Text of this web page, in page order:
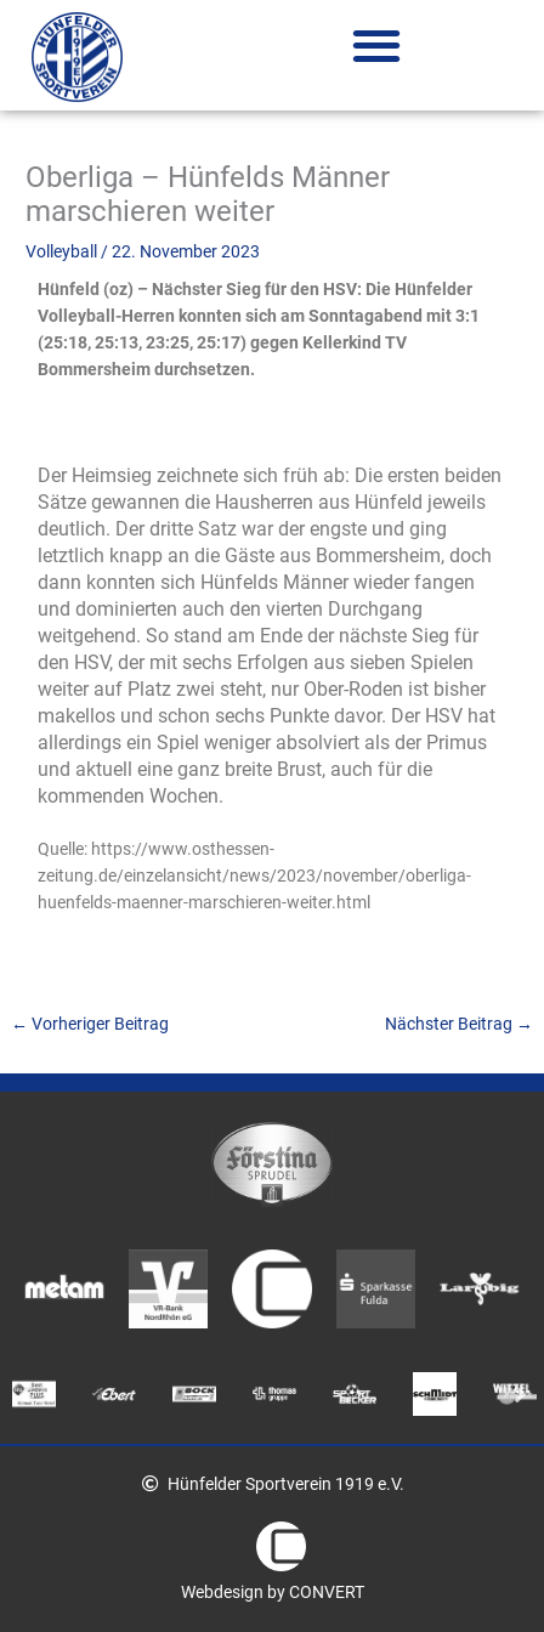
Inhalt
springen
Oberliga – Hünfelds Männer
marschieren weiter
Volleyball /22. November 2023
Hünfeld (oz) – Nächster Sieg für den HSV: Die Hünfelder
Volleyball-Herren konnten sich am Sonntagabend mit 3:1
(25:18, 25:13, 23:25, 25:17) gegen Kellerkind TV
Bommersheim durchsetzen.
Der Heimsieg zeichnete sich früh ab: Die ersten beiden
Sätze gewannen die Hausherren aus Hünfeld jeweils
deutlich. Der dritte Satz war der engste und ging
letztlich knapp an die Gäste aus Bommersheim, doch
dann konnten sich Hünfelds Männer wieder fangen
und dominierten auch den vierten Durchgang
weitgehend. So stand am Ende der nächste Sieg für
den HSV, der mit sechs Erfolgen aus sieben Spielen
weiter auf Platz zwei steht, nur Ober-Roden ist bisher
makellos und schon sechs Punkte davor. Der HSV hat
allerdings ein Spiel weniger absolviert als der Primus
und aktuell eine ganz breite Brust, auch für die
kommenden Wochen.
Quelle: https://www.osthessen-
zeitung.de/einzelansicht/news/2023/november/oberliga-
huenfelds-maenner-marschieren-weiter.html
← Vorheriger Beitrag Nächster Beitrag →
Hünfelder Sportverein 1919 e.V.
Webdesign by CONVERT